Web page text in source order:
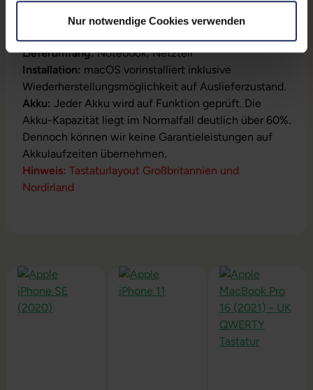
Nur notwendige Cookies verwenden
Produktbeschreibung
Lieferumfang:Notebook, Netzteil
Installation: macOS vorinstalliert inklusive
Wiederherstellungsmöglichkeit auf Auslieferzustand.
Akku: Jeder Akku wird auf Funktion geprüft. Die
Akku-Kapazität liegt im Normalfall deutlich über 60%.
Dennoch können wir keine Garantieleistungen auf
Akkulaufzeiten übernehmen.
Hinweis: Tastaturlayout Großbritannien und
Nordirland
Produktgalerie überspringen